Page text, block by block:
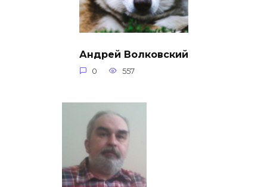
Андрей Волковский
0 557